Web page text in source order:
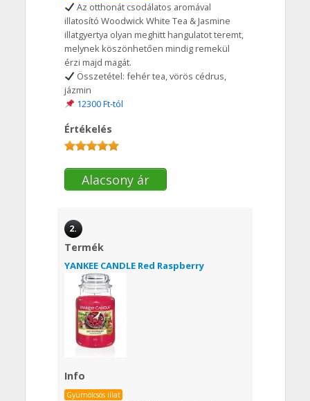
Az otthonát csodálatos aromával
illatosító Woodwick White Tea & Jasmine
illatgyertya olyan meghitt hangulatot teremt,
melynek köszönhetően mindig remekül
érzi majd magát.
Összetétel: fehér tea, vörös cédrus,
jázmin
12300 Ft-tól
Értékelés
Alacsony ár
2.
Termék
YANKEE CANDLE Red Raspberry
Info
Gyümölcsös illat